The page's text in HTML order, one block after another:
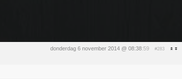
donderdag 6 november 2014 @ 08:38:59 #283